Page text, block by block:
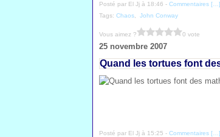
Posté par El Jj à 18:46 - Commentaires [ ]
Tags: Chaos John Conway
Vous aimez ? 0 vote
25 novembre 2007
Quand les tortues font
Posté par El Jj à 15:25 - Commentaires [ ]